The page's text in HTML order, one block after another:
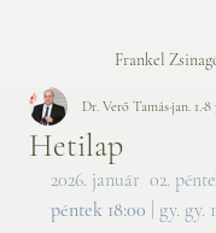
Frankel
Hetilap
Dr. Verő Tamás jan. 1.8
2026. január  02.
péntek 18:00 | gy. gy.